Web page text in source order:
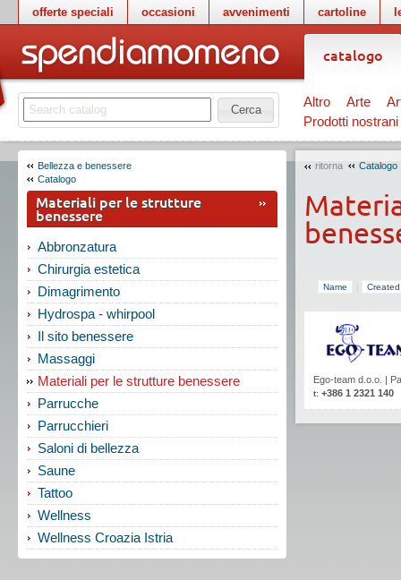
offerte speciali occasioni avvenimenti cartoline
catalogo
Cerca
Altro Arte
Prodotti nostrani
Bellezza e benessere
Catalogo
Materiali per le strutture
benessere
Abbronzatura
Chirurgia estetica
Dimagrimento
Hydrospa - whirpool
Il sito benessere
Massaggi
Materiali per le strutture benessere
Parrucche
Parrucchieri
Saloni di bellezza
Saune
Tattoo
Wellness
Wellness Croazia Istria
ritorna Catalogo
Name Created
Ego-team d.o.o.
t: +386 1 2321 140